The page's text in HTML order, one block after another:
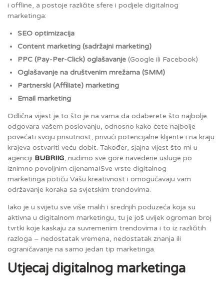
i offline, a postoje različite sfere i podjele digitalnog
marketinga:
SEO optimizacija
Content marketing (sadržajni marketing)
PPC (Pay-Per-Click) oglašavanje (Google ili Facebook)
Oglašavanje na društvenim mrežama (SMM)
Partnerski (Affiliate) marketing
Email marketing
Odlična vijest je to što je na vama da odaberete što najbolje
odgovara vašem poslovanju, odnosno kako ćete najbolje
povećati svoju prisutnost, privući potencijalne klijente i na kraju
krajeva ostvariti veću dobit. Također, sjajna vijest što mi u
agenciji BUBRIIG, nudimo sve gore navedene usluge po
iznimno povoljnim cijenama!Sve vrste digitalnog
marketinga potiču Vašu kreativnost i omogućavaju vam
održavanje koraka sa svjetskim trendovima.
Iako je u svijetu sve više malih i srednjih poduzeća koja su
aktivna u digitalnom marketingu, tu je još uvijek ogroman broj
tvrtki koje kaskaju za suvremenim trendovima i to iz različitih
razloga – nedostatak vremena, nedostatak znanja ili
ograničavanje na samo jedan tip marketinga.
Utjecaj digitalnog marketinga